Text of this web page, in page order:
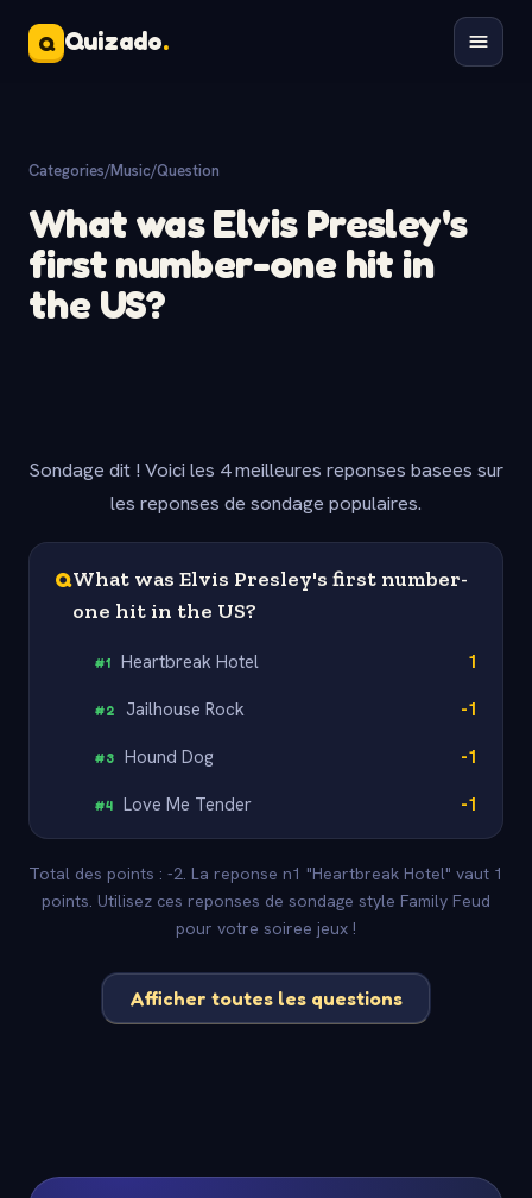
Q Quizado.
Categories/Music/Question
What was Elvis Presley's
first number-one hit in
the US?
Sondage dit ! Voici les 4 meilleures reponses basees sur
les reponses de sondage populaires.
QWhat was Elvis Presley's first number-
one hit in the US?
#1 Heartbreak Hotel 1
#2 Jailhouse Rock -1
#3 Hound Dog -1
#4 Love Me Tender -1
Total des points : -2. La reponse n1 "Heartbreak Hotel" vaut 1
points. Utilisez ces reponses de sondage style Family Feud
pour votre soiree jeux !
Afficher toutes les questions